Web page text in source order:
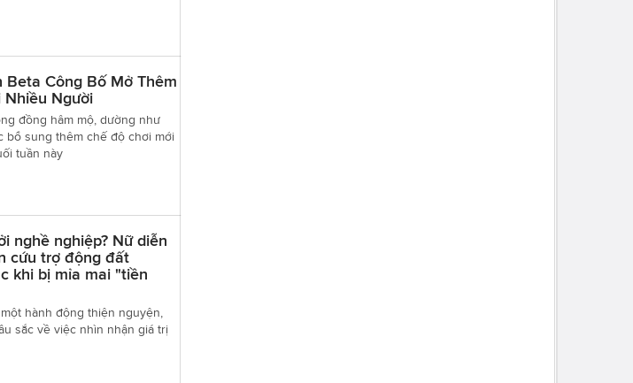
Beta Công Bố Mở Thêm
Nhiều Người
đồng hâm mộ, dường như
bổ sung thêm chế độ chơi mới
tuần này
nghề nghiệp? Nữ diễn
cứu trợ động đất
khi bị mỉa mai "tiền
hành động thiện nguyện,
sắc về việc nhìn nhận giá trị